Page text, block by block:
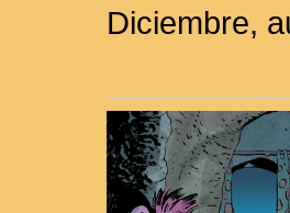
Diciembre,